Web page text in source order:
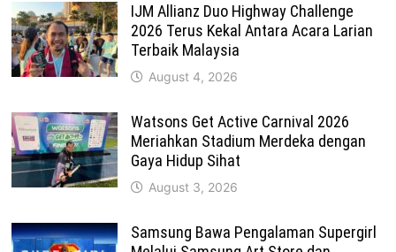
IJM Allianz Duo Highway Challenge
2026 Terus Kekal Antara Acara Larian
Terbaik Malaysia
August 4, 2026
Watsons Get Active Carnival 2026
Meriahkan Stadium Merdeka dengan
Gaya Hidup Sihat
August 3, 2026
Samsung Bawa Pengalaman Supergirl